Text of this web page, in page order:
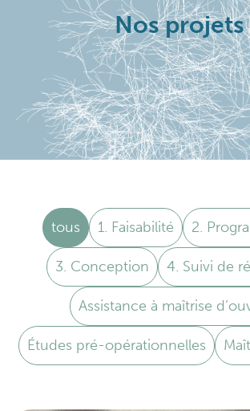
Nos projets
tous 1. Faisabilité 2.
3. Conception 4. Suivi de
Assistance à maîtrise
Études pré-opérationnelles